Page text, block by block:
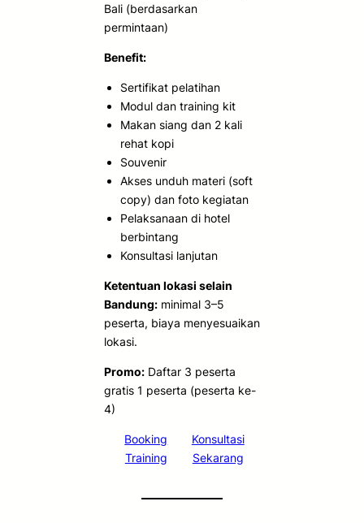
Bali (berdasarkan
permintaan)
Benefit:
Sertifikat pelatihan
Modul dan training kit
Makan siang dan 2 kali
rehat kopi
Souvenir
Akses unduh materi (soft
copy) dan foto kegiatan
Pelaksanaan di hotel
berbintang
Konsultasi lanjutan
Ketentuan lokasi selain
Bandung: minimal 3–5
peserta, biaya menyesuaikan
lokasi.
Promo: Daftar 3 peserta
gratis 1 peserta (peserta ke-
4)
Booking
Training
Konsultasi
Sekarang